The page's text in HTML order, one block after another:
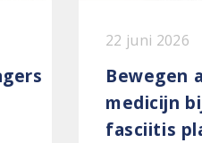
22 juni 2026
Bewegen
medicijn
fasciitis